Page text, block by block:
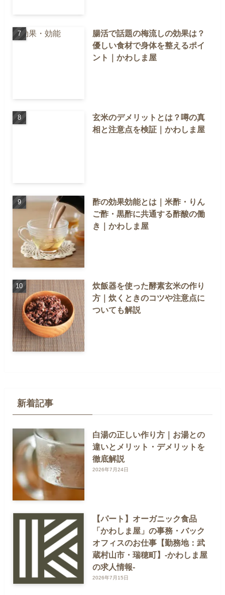
腸活で話題の梅流しの効果は？
優しい食材で身体を整えるポイ
ント｜かわしま屋
玄米のデメリットとは？噂の真
相と注意点を検証｜かわしま屋
酢の効果効能とは｜米酢・りん
ご酢・黒酢に共通する酢酸の働
き｜かわしま屋
炊飯器を使った酵素玄米の作り
方｜炊くときのコツや注意点に
ついても解説
新着記事
白湯の正しい作り方｜お湯との
違いとメリット・デメリットを
徹底解説
2026年7月24日
【パート】オーガニック食品
「かわしま屋」の事務・バック
オフィスのお仕事【勤務地：武
蔵村山市・瑞穂町】-かわしま屋
の求人情報-
2026年7月15日